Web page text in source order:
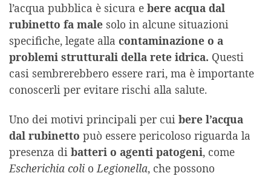
l’acqua pubblica è sicura e bere acqua dal
rubinetto fa male solo in alcune situazioni
specifiche, legate alla contaminazione o a
problemi strutturali della rete idrica. Questi
casi sembrerebbero essere rari, ma è importante
conoscerli per evitare rischi alla salute.
Uno dei motivi principali per cui bere l’acqua
dal rubinetto può essere pericoloso riguarda la
presenza di batteri o agenti patogeni, come
Escherichia coli oLegionella, che possono